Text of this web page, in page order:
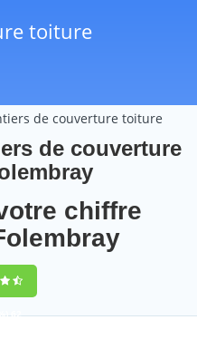
toiture
de couverture toiture
de couverture
chiffre
62